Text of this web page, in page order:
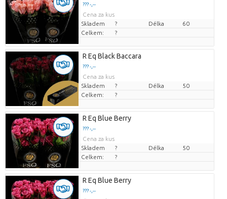
??? -,--
Cena za kus
Skladem
? Délka
60
Celkem:
?
R Eq Black Baccara
??? -,--
Cena za kus
Skladem
? Délka
50
Celkem:
?
R Eq Blue Berry
??? -,--
Cena za kus
Skladem
? Délka
50
Celkem:
?
R Eq Blue Berry
??? -,--